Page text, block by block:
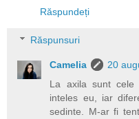
Răspundeți
Răspunsuri
Camelia
20
La axila sunt cele
inteles eu, iar
sedinte. M-ar fi